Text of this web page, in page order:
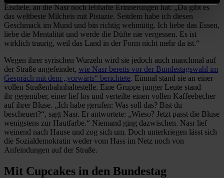
Eisdiele, an die Nasr noch lebhafte Erinnerungen hat: „Da gibt es
das weltbeste Milcheis mit Pistazie. Seitdem habe ich diesen
Geschmack im Mund und bin richtig wehmütig. Ich liebe das Essen,
liebe die Mentalität und werde die Düfte nie vergessen. Es ist
wirklich traurig, weil das Land in der Form nicht mehr da ist.“
Wegen ihrer syrischen Wurzeln wird sie jedoch auch manchmal auf
der Straße angefeindet, wie Nasr bereits vor der Bundestagswahl im
Gespräch mit dem „vorwärts“ berichtete. Einmal stand sie an einer
vollen Straßenbahnhaltestelle. Eine Gruppe junger Leute stand
ihr gegenüber, einer lief los und verteilte einen vollen Kaffeebecher
auf ihrer Bluse. „Ich habe gerufen: Was soll das? Bist du
bescheuert?“, sagt Nasr. Er antwortete: „Wieso? Jetzt passt die Bluse
wenigstens zur Hautfarbe.“ Niemand ging dazwischen. Nasr lief
weinend nach Hause und zog sich um. Doch unterkriegen lässt sich
die Sozialdemokratin weder vom Hass im Netz noch von
Anfeindungen auf der Straße.
Mit Cupcakes in den Bundestag